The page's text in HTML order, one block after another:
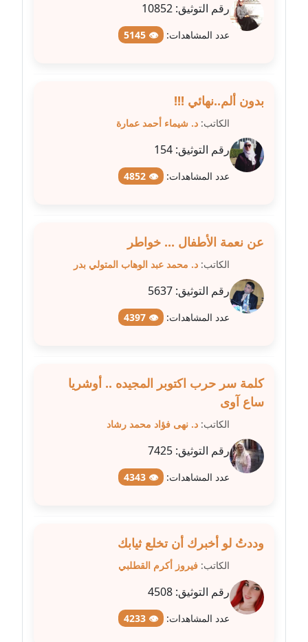
عاملة
مدونة علا الأزوك
مدونة علاء سرحان
عاملة
عاملة
مدونة عماد مصباح
مدونة عمرو عاطف
عاملة
مدونة غادة زهران
عاملة
مدونة غادة سيد
عاملة
عاملة
رقم التوثيق: 10852
عدد المشاهدات: 👁 5145
بدون ألم..نهائي !!!
الكاتب: د. شيماء أحمد عمارة
رقم التوثيق: 154
عدد المشاهدات: 👁 4852
عن نعمة الأطفال ... خواطر
الكاتب: د. محمد عبد الوهاب المتولي بدر
رقم التوثيق: 5637
عدد المشاهدات: 👁 4397
كلمة سر حرب اكتوبر المجيده .. أوشريا
ساع آوى
الكاتب: د. نهى فؤاد محمد رشاد
رقم التوثيق: 7425
عدد المشاهدات: 👁 4343
وددتُ لو أخبرك أن تخلع ثيابك
الكاتب: فيروز أكرم القطلبي
رقم التوثيق: 4508
عدد المشاهدات: 👁 4233